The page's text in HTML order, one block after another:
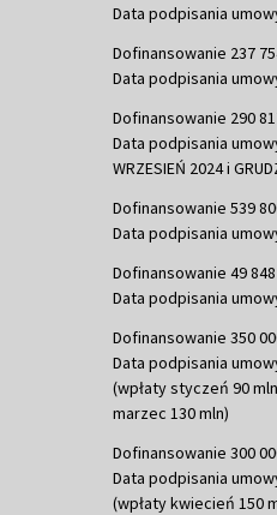
Data podpisania
Dofinansowanie 237
Data podpisania
Dofinansowanie 290
Data podpisania
WRZESIEŃ 2024 i
Dofinansowanie 539
Data podpisania
Dofinansowanie 49 848
Data podpisania
Dofinansowanie 350
Data podpisania
(wpłaty styczeń 90
marzec 130 mln)
Dofinansowanie 300
Data podpisania
(wpłaty kwiecień 150